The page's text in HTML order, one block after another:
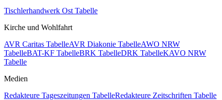
Tischlerhandwerk Ost Tabelle
Kirche und Wohlfahrt
AVR Caritas TabelleAVR Diakonie TabelleAWO NRW
TabelleBAT-KF TabelleBRK TabelleDRK TabelleKAVO NRW
Tabelle
Medien
Redakteure Tageszeitungen TabelleRedakteure Zeitschriften Tabelle